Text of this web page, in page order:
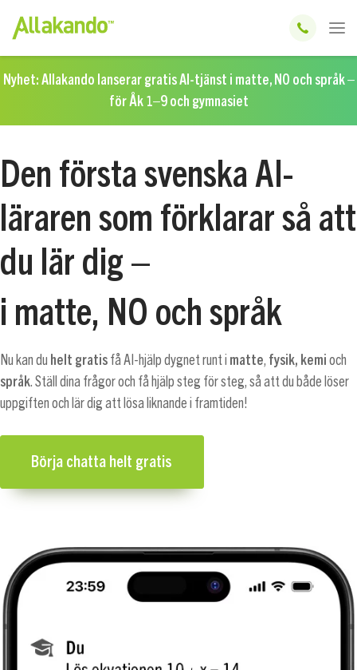
Nyhet: Allakando lanserar gratis AI-tjänst i matte, NO och språk –
för Åk 1–9 och gymnasiet
Den första svenska AI-
läraren som förklarar så att
du lär dig –
i matte, NO och språk
Nu kan du helt gratis få AI-hjälp dygnet runt i matte, fysik, kemi och
språk. Ställ dina frågor och få hjälp steg för steg, så att du både löser
uppgiften och lär dig att lösa liknande i framtiden!
Börja chatta helt gratis